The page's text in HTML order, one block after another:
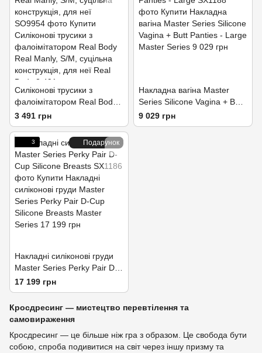
Силіконові трусики з
фалоімітатором Real Body
Real Manly, S/M, суцільна
конструкція, для неї
3 491 грн
Накладна вагіна Master
Series Silicone Vagina + Butt
Panties - Large
9 029 грн
Подарунок
3
Накладні силіконові груди
Master Series Perky Pair D-
Cup Silicone Breasts
17 199 грн
Кросдресинг — мистецтво перевтілення та
самовираження
Кросдресинг — це більше ніж гра з образом. Це свобода бути
собою, спроба подивитися на світ через іншу призму та